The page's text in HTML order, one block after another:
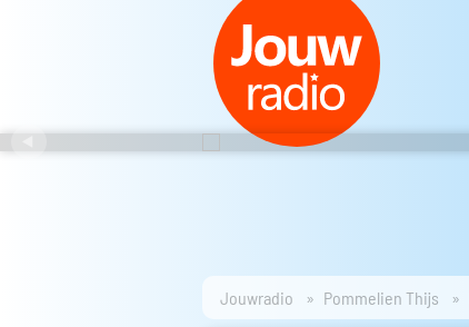
Jouwradio Pommelien Thijs